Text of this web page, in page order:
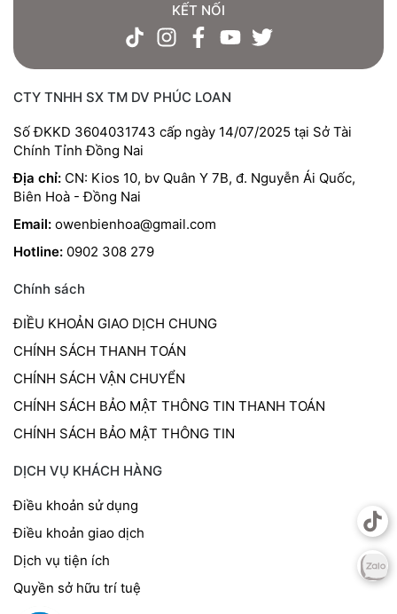
KẾT NỐI
CTY TNHH SX TM DV PHÚC LOAN
Số ĐKKD 3604031743 cấp ngày 14/07/2025 tại Sở Tài
Chính Tỉnh Đồng Nai
Địa chỉ: CN: Kios 10, bv Quân Y 7B, đ. Nguyễn Ái Quốc,
Biên Hoà - Đồng Nai
Email: owenbienhoa@gmail.com
Hotline: 0902 308 279
Chính sách
ĐIỀU KHOẢN GIAO DỊCH CHUNG
CHÍNH SÁCH THANH TOÁN
CHÍNH SÁCH VẬN CHUYỂN
CHÍNH SÁCH BẢO MẬT THÔNG TIN THANH TOÁN
CHÍNH SÁCH BẢO MẬT THÔNG TIN
DỊCH VỤ KHÁCH HÀNG
Điều khoản sử dụng
Điều khoản giao dịch
Dịch vụ tiện ích
Quyền sở hữu trí tuệ